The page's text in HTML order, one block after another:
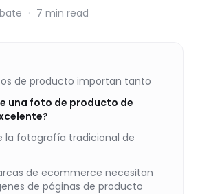
· 7 min read
de producto importan tanto
una foto de producto de
la fotografía tradicional de
de ecommerce necesitan
de páginas de producto